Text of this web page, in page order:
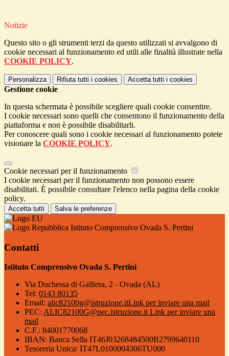
Notizie
Questo sito o gli strumenti terzi da questo utilizzati si avvalgono di
cookie necessari al funzionamento ed utili alle finalità illustrate nella
COOKIE POLICY.
Personalizza Rifiuta tutti i cookies Accetta tutti i cookies
Gestione cookie
In questa schermata è possibile scegliere quali cookie consentire.
I cookie necessari sono quelli che consentono il funzionamento della
piattaforma e non è possibile disabilitarli.
Per conoscere quali sono i cookie necessari al funzionamento potete
visionare la COOKIE POLICY.
Cookie necessari per il funzionamento
I cookie necessari per il funzionamento non possono essere
disabilitati. È possibile consultare l'elenco nella pagina della cookie
policy.
Accetta tutti Salva le preferenze
Istituto Comprensivo Ovada S. Pertini
Contatti
Istituto Comprensivo Ovada S. Pertini
Via Duchessa di Galliera, 2 - Ovada (AL)
Tel: 0143 80135
Email: alic82100g@istruzione.itLink per inviare una mail
PEC: ALIC82100G@pec.istruzione.itLink per inviare una
mail
C.F.: 84001770068
IBAN: Banca Sella IT46J03268484500B2799640110
Tesoreria Unica: IT47L0100004306TU000